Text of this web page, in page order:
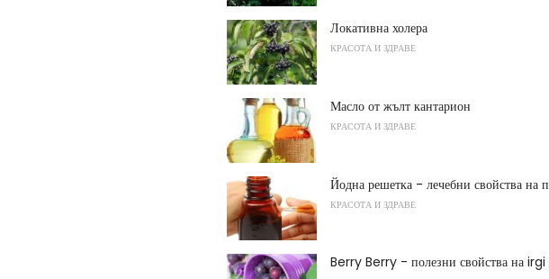
Локативна холера
КРАСОТА И ЗДРАВЕ
Масло от жълт кантарион
КРАСОТА И ЗДРАВЕ
Йодна решетка - лечебни свойства на
КРАСОТА И ЗДРАВЕ
Berry Berry - полезни свойства на irgi